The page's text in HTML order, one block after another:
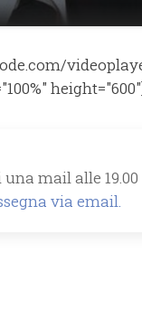
mail alle
via email.